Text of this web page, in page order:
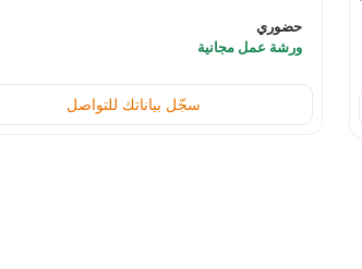
التصميم، التشييد، والتشغيل
حضوري
ورشة عمل مجانية
سجّل بياناتك للتواصل